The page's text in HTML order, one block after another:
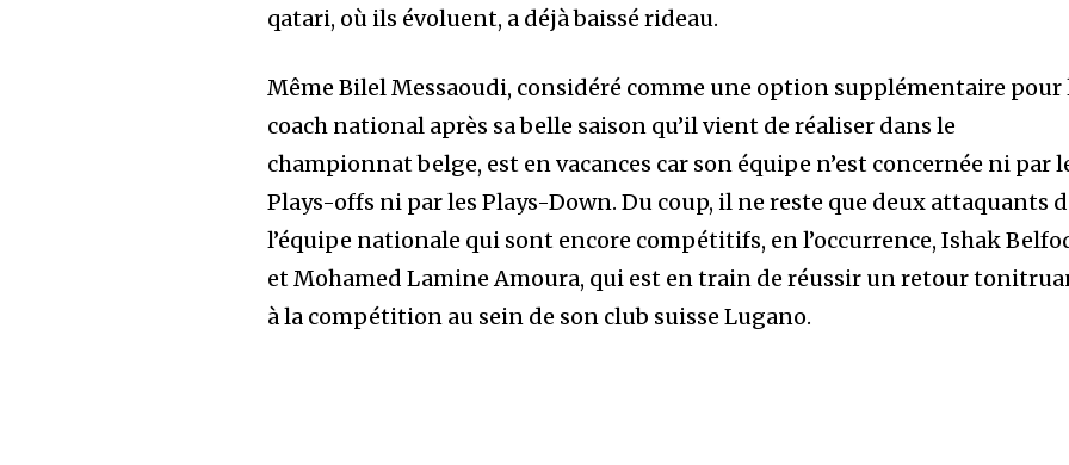
qatari, où ils évoluent, a déjà baissé rideau.
Même Bilel Messaoudi, considéré comme une option supplémentaire pour
coach national après sa belle saison qu’il vient de réaliser dans le
championnat belge, est en vacances car son équipe n’est concernée ni par
Plays-offs ni par les Plays-Down. Du coup, il ne reste que deux attaquants
l’équipe nationale qui sont encore compétitifs, en l’occurrence, Ishak
et Mohamed Lamine Amoura, qui est en train de réussir un retour
à la compétition au sein de son club suisse Lugano.